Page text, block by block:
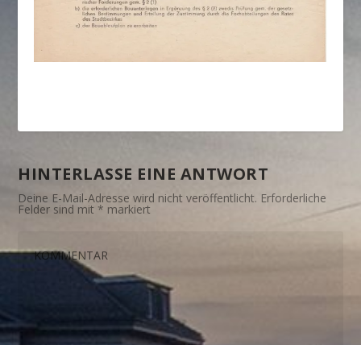
HINTERLASSE EINE ANTWORT
Deine E-Mail-Adresse wird nicht veröffentlicht. Erforderliche
Felder sind mit* markiert